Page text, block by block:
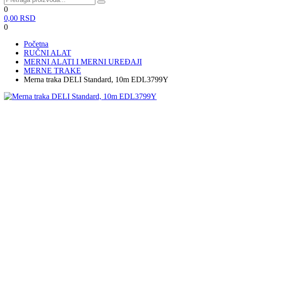
0
0,00 RSD
0
Početna
RUČNI ALAT
MERNI ALATI I MERNI UREĐAJI
MERNE TRAKE
Merna traka DELI Standard, 10m EDL3799Y